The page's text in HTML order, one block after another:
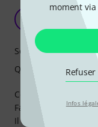
moment
Refuser
Infos
LP 1207
Ce Produit est très
Fabriqué à partir de
Il est incassable. il a
Son
Qualité de